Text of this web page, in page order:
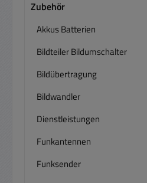
Zubehör
Akkus Batterien
Bildteiler Bildumschalter
Bildübertragung
Bildwandler
Dienstleistungen
Funkantennen
Funksender